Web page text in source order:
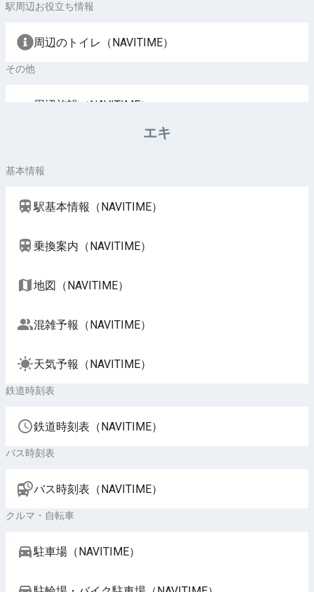
駅周辺お役立ち情報
周辺のトイレ（NAVITIME）
その他
周辺施設（NAVITIME）
エキ
基本情報
駅基本情報（NAVITIME）
乗換案内（NAVITIME）
地図（NAVITIME）
混雑予報（NAVITIME）
天気予報（NAVITIME）
鉄道時刻表
鉄道時刻表（NAVITIME）
バス時刻表
バス時刻表（NAVITIME）
クルマ・自転車
駐車場（NAVITIME）